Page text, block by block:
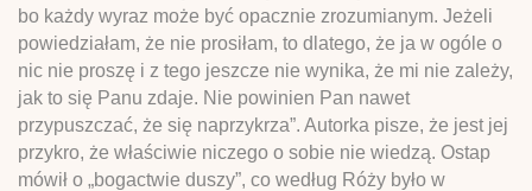
bo każdy wyraz może być opacznie zrozumianym. Jeżeli
powiedziałam, że nie prosiłam, to dlatego, że ja w ogóle o
nic nie proszę i z tego jeszcze nie wynika, że mi nie zależy,
jak to się Panu zdaje. Nie powinien Pan nawet
przypuszczać, że się naprzykrza”. Autorka pisze, że jest jej
przykro, że właściwie niczego o sobie nie wiedzą. Ostap
mówił o „bogactwie duszy”, co według Róży było w